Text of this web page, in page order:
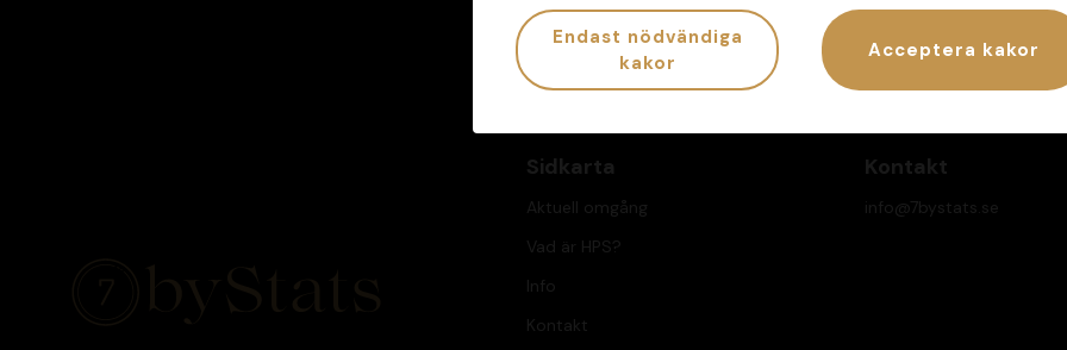
Sidkarta
Aktuell omgång
Vad är HPS?
Info
Kontakt
Kontakt
info@7bystats.se
Endast nödvändiga
kakor
Acceptera kakor